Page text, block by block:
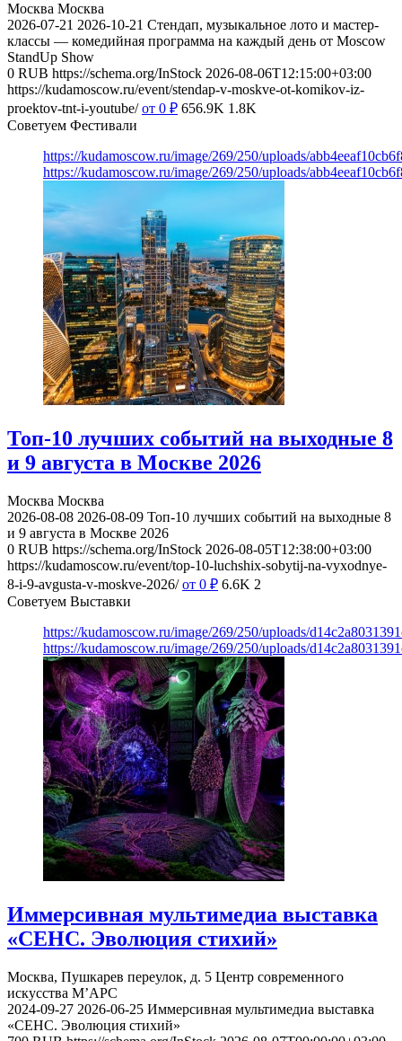
Москва Москва
2026-07-21 2026-10-21 Стендап, музыкальное лото и мастер-
классы — комедийная программа на каждый день от Moscow
StandUp Show
0 RUB https://schema.org/InStock 2026-08-06T12:15:00+03:00
https://kudamoscow.ru/event/stendap-v-moskve-ot-komikov-iz-
proektov-tnt-i-youtube/ от 0 ₽ 656.9K 1.8K
Советуем Фестивали
https://kudamoscow.ru/image/269/250/uploads/
https://kudamoscow.ru/image/269/250/uploads/
Топ-10 лучших событий на выходные 8
и 9 августа в Москве 2026
Москва Москва
2026-08-08 2026-08-09 Топ-10 лучших событий на выходные 8
и 9 августа в Москве 2026
0 RUB https://schema.org/InStock 2026-08-05T12:38:00+03:00
https://kudamoscow.ru/event/top-10-luchshix-sobytij-na-vyxodnye-
8-i-9-avgusta-v-moskve-2026/ от 0 ₽ 6.6K 2
Советуем Выставки
https://kudamoscow.ru/image/269/250/uploads/
https://kudamoscow.ru/image/269/250/uploads/
Иммерсивная мультимедиа выставка
«СЕНС. Эволюция стихий»
Москва, Пушкарев переулок, д. 5 Центр современного
искусства М’АРС
2024-09-27 2026-06-25 Иммерсивная мультимедиа выставка
«СЕНС. Эволюция стихий»